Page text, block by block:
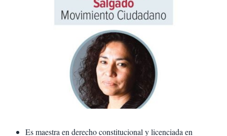
Es maestra en derecho constitucional y licenciada en